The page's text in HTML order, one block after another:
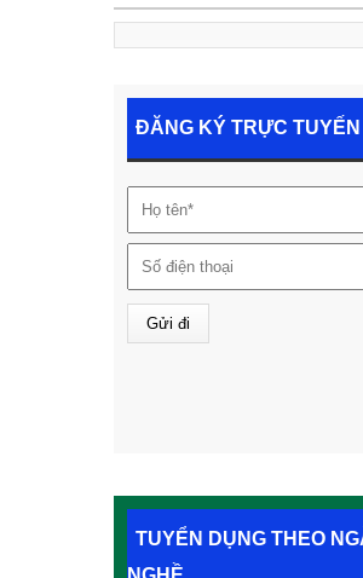
ĐĂNG KÝ TRỰC TUYẾN
TUYỂN DỤNG THEO